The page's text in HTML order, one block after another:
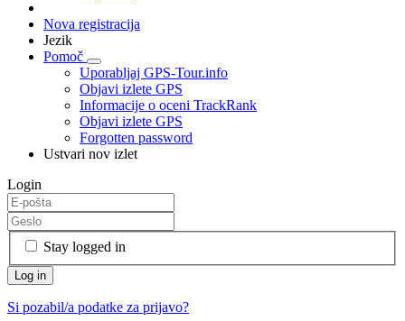
Nova registracija
Jezik
Pomoč
Uporabljaj GPS-Tour.info
Objavi izlete GPS
Informacije o oceni TrackRank
Objavi izlete GPS
Forgotten password
Ustvari nov izlet
Login
Stay logged in
Si pozabil/a podatke za prijavo?